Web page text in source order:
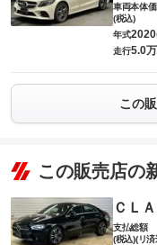
車両本体
(税込)
年式
走行5.0
この
この販売店の
ＣＬ
支払総額
(税込)(リ済